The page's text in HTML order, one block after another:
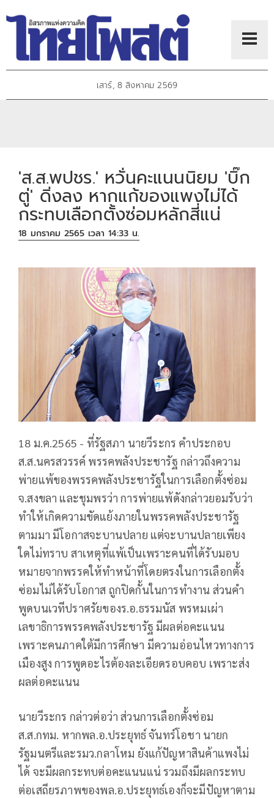
เสาร์, 8 สิงหาคม 2569
'ส.ส.พปชร.' หวั่นคะแนนนิยม 'บิ๊ก
ตู่' ดิ่งลง หากแก้ของแพงไม่ได้
กระทบเลือกตั้งซ่อมหลักสี่แน่
18 มกราคม 2565 เวลา 14:33 น.
18 ม.ค.2565 - ที่รัฐสภา นายวีระกร คำประกอบ
ส.ส.นครสวรรค์ พรรคพลังประชารัฐ กล่าวถึงความ
พ่ายแพ้ของพรรคพลังประชารัฐในการเลือกตั้งซ่อม
จ.สงขลา และชุมพรว่า การพ่ายแพ้ดังกล่าวยอมรับว่า
ทำให้เกิดความขัดแย้งภายในพรรคพลังประชารัฐ
ตามมา มีโอกาสจะบานปลาย แต่จะบานปลายเพียง
ใดไม่ทราบ สาเหตุที่แพ้เป็นเพราะคนที่ได้รับมอบ
หมายจากพรรคให้ทำหน้าที่โดยตรงในการเลือกตั้ง
ซ่อมไม่ได้รับโอกาส ถูกปิดกั้นในการทำงาน ส่วนคำ
พูดบนเวทีปราศรัยของร.อ.ธรรมนัส พรหมเผ่า
เลขาธิการพรรคพลังประชารัฐ มีผลต่อคะแนน
เพราะคนภาคใต้มีการศึกษา มีความอ่อนไหวทางการ
เมืองสูง การพูดอะไรต้องละเอียดรอบคอบ เพราะส่ง
ผลต่อคะแนน
นายวีระกร กล่าวต่อว่า ส่วนการเลือกตั้งซ่อม
ส.ส.กทม. หากพล.อ.ประยุทธ์ จันทร์โอชา นายก
รัฐมนตรีและรมว.กลาโหม ยังแก้ปัญหาสินค้าแพงไม่
ได้ จะมีผลกระทบต่อคะแนนแน่ รวมถึงมีผลกระทบ
ต่อเสถียรภาพของพล.อ.ประยุทธ์เองก็จะมีปัญหาตาม